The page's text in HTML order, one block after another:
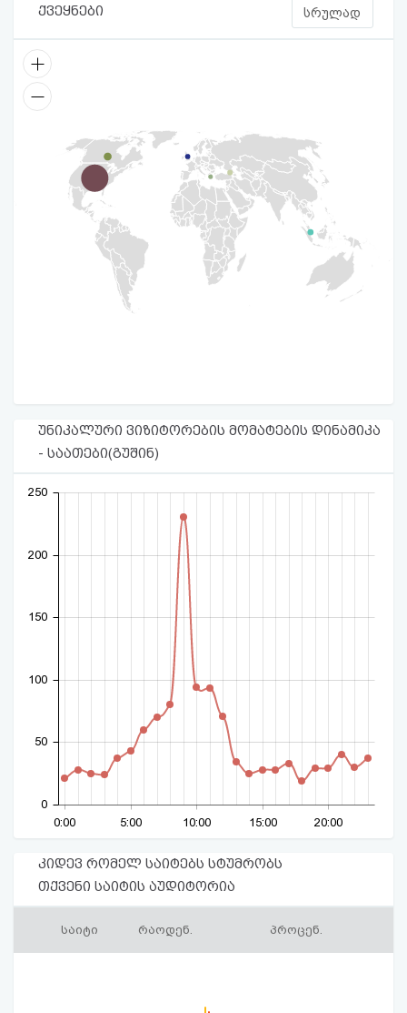
ქვეყნები სრულად
უნიკალური ვიზიტორების მომატების დინამიკა
- საათები(გუშინ)
0:00 5:00 10:00 15:00 20:00
0
50
100
150
200
250
კიდევ რომელ საიტებს სტუმრობს
თქვენი საიტის აუდიტორია
საიტი რაოდენ. პროცენ.